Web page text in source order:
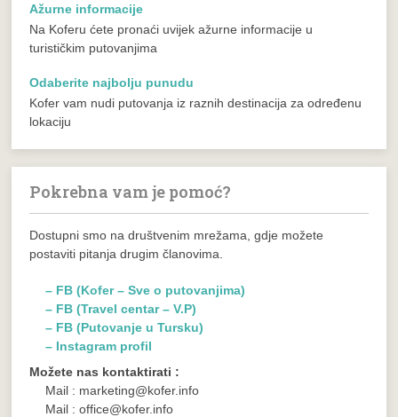
Ažurne informacije
Na Koferu ćete pronaći uvijek ažurne informacije u
turističkim putovanjima
Odaberite najbolju punudu
Kofer vam nudi putovanja iz raznih destinacija za određenu
lokaciju
Pokrebna vam je pomoć?
Dostupni smo na društvenim mrežama, gdje možete
postaviti pitanja drugim članovima.
– FB (Kofer – Sve o putovanjima)
– FB (Travel centar – V.P)
– FB (Putovanje u Tursku)
– Instagram profil
Možete nas kontaktirati :
Mail : marketing@kofer.info
Mail : office@kofer.info